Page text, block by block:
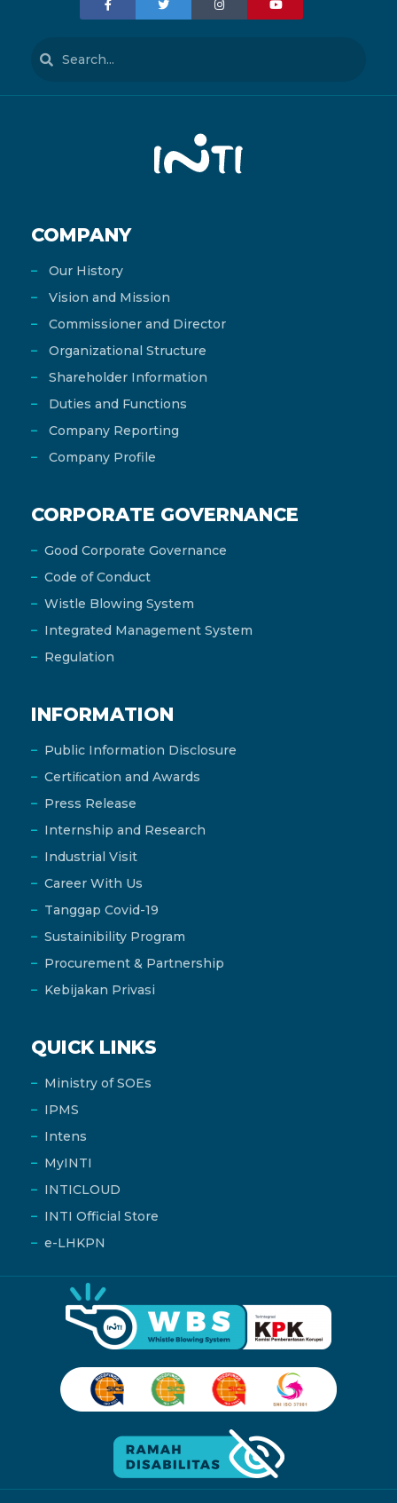
COMPANY
Our History
Vision and Mission
Commissioner and Director
Organizational Structure
Shareholder Information
Duties and Functions
Company Reporting
Company Profile
CORPORATE GOVERNANCE
Good Corporate Governance
Code of Conduct
Wistle Blowing System
Integrated Management System
Regulation
INFORMATION
Public Information Disclosure
Certiﬁcation and Awards
Press Release
Internship and Research
Industrial Visit
Career With Us
Tanggap Covid-19
Sustainibility Program
Procurement & Partnership
Kebijakan Privasi
QUICK LINKS
Ministry of SOEs
IPMS
Intens
MyINTI
INTICLOUD
INTI Official Store
e-LHKPN